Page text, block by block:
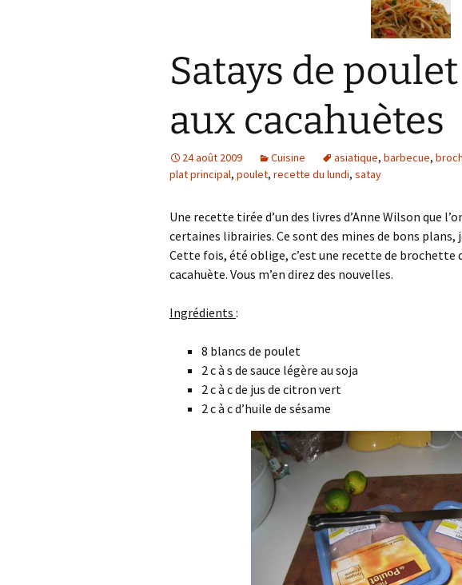
Satays de
aux cacahuètes
24 août 2009 Cuisine asiatique, barbecue,
plat principal, poulet, recette du lundi, satay
Une recette tirée d’un des livres d’Anne Wilson que
certaines librairies. Ce sont des mines de bons plans,
Cette fois, été oblige, c’est une recette de brochette
cacahuète. Vous m’en direz des nouvelles.
Ingrédients :
8 blancs de poulet
2 c à s de sauce légère au soja
2 c à c de jus de citron vert
2 c à c d’huile de sésame